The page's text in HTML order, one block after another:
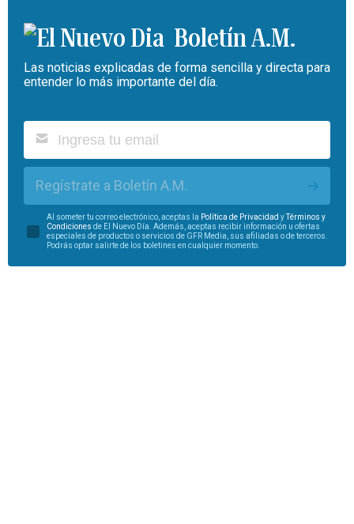
Boletín A.M.
Las noticias explicadas de forma sencilla y directa para
entender lo más importante del día.
Regístrate a Boletín A.M.
Al someter tu correo electrónico, aceptas la Política de Privacidad yTérminos y
Condiciones de El Nuevo Día. Además, aceptas recibir información u ofertas
especiales de productos o servicios de GFR Media, sus afiliadas o de terceros.
Podrás optar salirte de los boletines en cualquier momento.